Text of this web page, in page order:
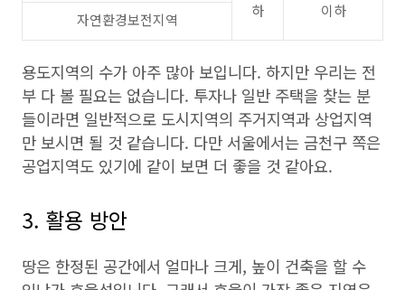
하
이하
자연환경보전지역
용도지역의 수가 아주 많아 보입니다. 하지만 우리는 전
부 다 볼 필요는 없습니다. 투자나 일반 주택을 찾는 분
들이라면 일반적으로 도시지역의 주거지역과 상업지역
만 보시면 될 것 같습니다. 다만 서울에서는 금천구 쪽은
공업지역도 있기에 같이 보면 더 좋을 것 같아요.
3. 활용 방안
땅은 한정된 공간에서 얼마나 크게, 높이 건축을 할 수